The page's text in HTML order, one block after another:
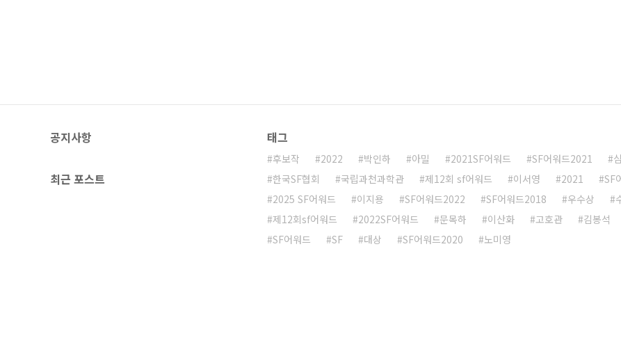
공지사항
최근 포스트
태그
후보작 2022 박인하 아밀 2021SF어워드 SF어워드2021
한국SF협회
국립과천과학관 제12회 sf어워드 이서영 2021
SF
2025 SF어워드
이지용 SF어워드2022 SF어워드2018 우수상
제12회sf어워드
2022SF어워드 문목하 이산화 고호관
김봉석
SF어워드
SF 대상 SF어워드2020 노미영